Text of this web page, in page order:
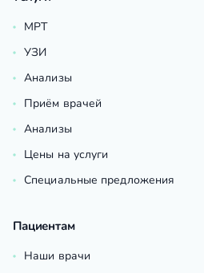
МРТ
УЗИ
Анализы
Приём врачей
Анализы
Цены на услуги
Специальные предложения
Пациентам
Наши врачи